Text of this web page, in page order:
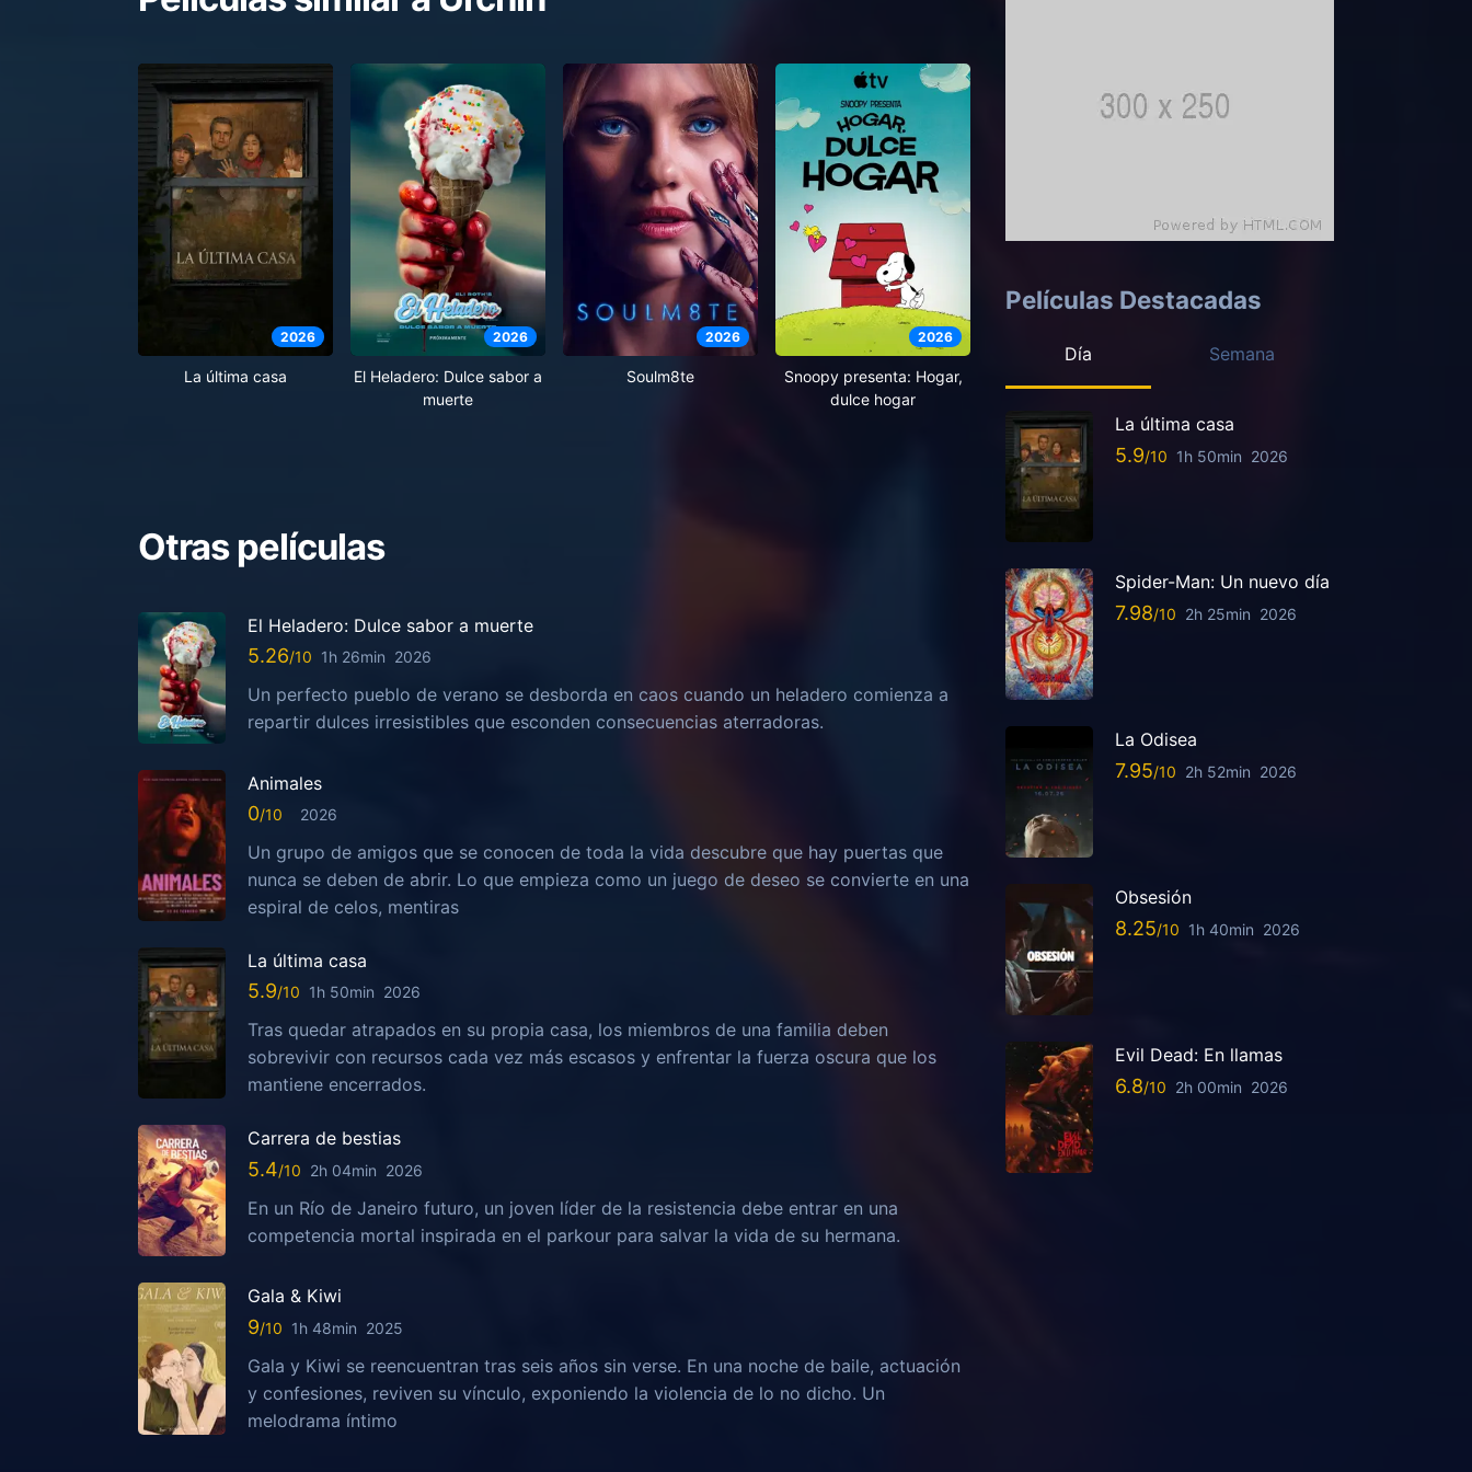
2026
La última casa
2026
El Heladero: Dulce sabor a
muerte
2026
Soulm8te
2026
Snoopy presenta: Hogar,
dulce hogar
Otras películas
El Heladero: Dulce sabor a muerte
5.26 1h 26min 2026
Un perfecto pueblo de verano se desborda en caos cuando un heladero comienza a
repartir dulces irresistibles que esconden consecuencias aterradoras.
Animales
0 2026
Un grupo de amigos que se conocen de toda la vida descubre que hay puertas que
nunca se deben de abrir. Lo que empieza como un juego de deseo se convierte en una
espiral de celos, mentiras
La última casa
5.9 1h 50min 2026
Tras quedar atrapados en su propia casa, los miembros de una familia deben
sobrevivir con recursos cada vez más escasos y enfrentar la fuerza oscura que los
mantiene encerrados.
Carrera de bestias
5.4 2h 04min 2026
En un Río de Janeiro futuro, un joven líder de la resistencia debe entrar en una
competencia mortal inspirada en el parkour para salvar la vida de su hermana.
Gala & Kiwi
9 1h 48min 2025
Gala y Kiwi se reencuentran tras seis años sin verse. En una noche de baile, actuación
y confesiones, reviven su vínculo, exponiendo la violencia de lo no dicho. Un
melodrama íntimo
Películas Destacadas
Día Semana
La última casa
5.9 1h 50min 2026
Spider-Man: Un nuevo día
7.98 2h 25min 2026
La Odisea
7.95 2h 52min 2026
Obsesión
8.25 1h 40min 2026
Evil Dead: En llamas
6.8 2h 00min 2026